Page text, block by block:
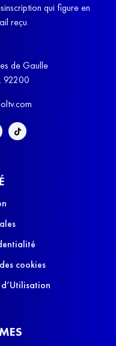
qui figure en
reçu.
de Gaulle
92200
cookies